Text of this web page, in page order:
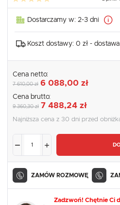
Dostarczamy w: 2-3 dni
Koszt dostawy: 0 zł -
Cena netto:
7 610,00 zł 6 088,00 zł
Cena brutto:
9 360,30 zł 7 488,24 zł
Najniższa cena z 30 dni przed
ZAMÓW ROZMOWĘ
Zadzwoń! Chętnie Ci